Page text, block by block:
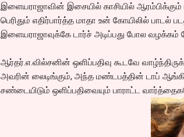
இளையராஜாவின் இசையில் காசியில் ஆரம்பிக்கும்
பெரிதும் எதிர்பார்த்த மாதா உன் கோயிலில்
இளையராஜாவுக்கே டார்ச் அடிப்பது போல வழக்கம்
ஆர்தர்.எ.வில்சனின் ஒளிப்பதிவு கூடவே
அவரின் லைடிங்கும், அந்த மண்டபத்தின் டாப்
சண்டையிடும் ஒளிப்பதிவையும் பாராட்ட